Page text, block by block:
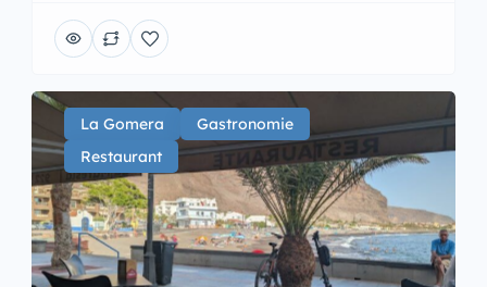
La Gomera
Gastronomie
Restaurant